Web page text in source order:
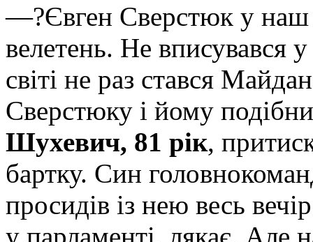
—?Євген Сверстюк у наш
велетень. Не вписувався
світі не раз стався
Сверстюку і йому
Шухевич, 81 рік,
бартку. Син
просидів із нею весь
у парламенті, лякає. Але